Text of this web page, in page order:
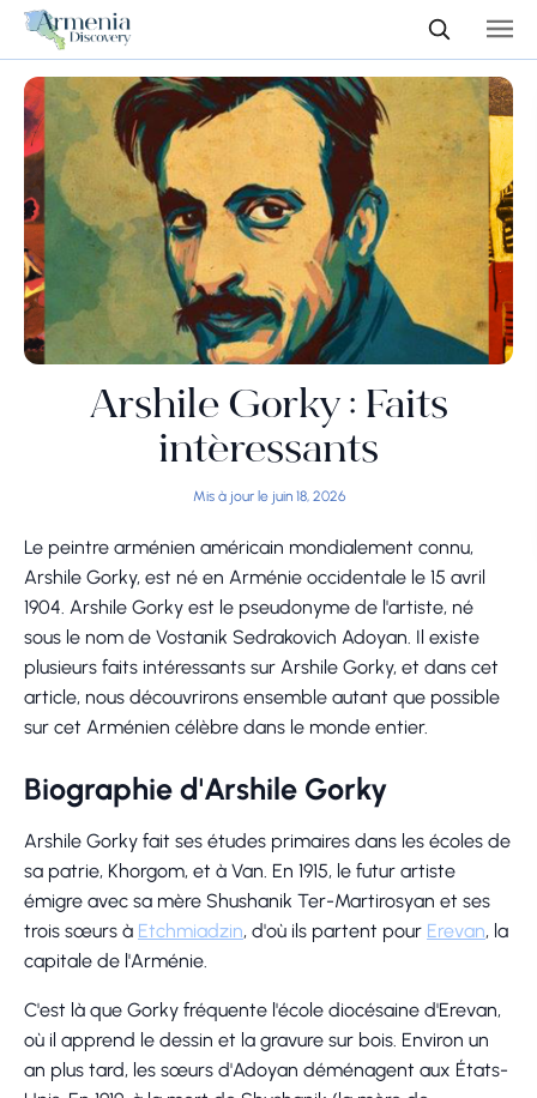
Arshile Gorky : Faits
intéressants
Mis à jour le juin 18, 2026
Le peintre arménien américain mondialement connu,
Arshile Gorky, est né en Arménie occidentale le 15 avril
1904. Arshile Gorky est le pseudonyme de l'artiste, né
sous le nom de Vostanik Sedrakovich Adoyan. Il existe
plusieurs faits intéressants sur Arshile Gorky, et dans cet
article, nous découvrirons ensemble autant que possible
sur cet Arménien célèbre dans le monde entier.
Biographie d'Arshile Gorky
Arshile Gorky fait ses études primaires dans les écoles de
sa patrie, Khorgom, et à Van. En 1915, le futur artiste
émigre avec sa mère Shushanik Ter-Martirosyan et ses
trois sœurs à Etchmiadzin, d'où ils partent pour Erevan, la
capitale de l'Arménie.
C'est là que Gorky fréquente l'école diocésaine d'Erevan,
où il apprend le dessin et la gravure sur bois. Environ un
an plus tard, les sœurs d'Adoyan déménagent aux États-